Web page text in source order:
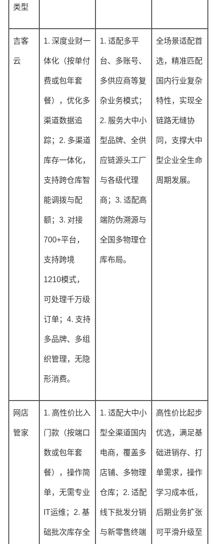
类型
吉客
云
1. 深度业财一
体化（按单付
费或包年套
餐），优化多
渠道数据追
踪；2. 多渠道
库存一体化，
支持跨仓库智
能调拨与配
额；3. 对接
700+平台，
支持跨境
1210模式，
可处理千万级
订单；4. 支持
多品牌、多组
织管理，无隐
形消费。
1. 适配多平
台、多账号、
多供应商等复
杂业务模式；
2. 服务大中小
型品牌、全供
应链源头工厂
与各级代理
商；3. 适配高
端防伪溯源与
全国多物理仓
库布局。
全场景适配首
选，精准匹配
国内行业复杂
特性，实现全
链路无缝协
同，支撑大中
型企业全生命
周期发展。
网店
管家
1. 高性价比入
门款（按端口
数或包年套
餐），操作简
单，无需专业
IT运维；2. 基
础批次库存全
1. 适配大中小
型全渠道国内
电商，覆盖多
店铺、多物理
仓库；2. 适配
线下批发分销
与新零售终端
高性价比起步
优选，满足基
础进销存、打
单需求，操作
学习成本低，
后期业务扩张
可平滑升级至